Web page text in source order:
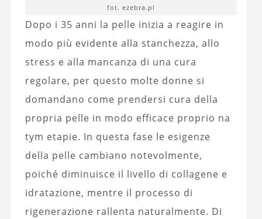
fot. ezebra.pl
Dopo i 35 anni la pelle inizia a reagire in
modo più evidente alla stanchezza, allo
stress e alla mancanza di una cura
regolare, per questo molte donne si
domandano come prendersi cura della
propria pelle in modo efficace proprio na
tym etapie. In questa fase le esigenze
della pelle cambiano notevolmente,
poiché diminuisce il livello di collagene e
idratazione, mentre il processo di
rigenerazione rallenta naturalmente. Di